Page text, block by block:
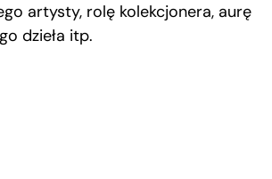
artysty, rolę kolekcjonera, aurę
dzieła itp.